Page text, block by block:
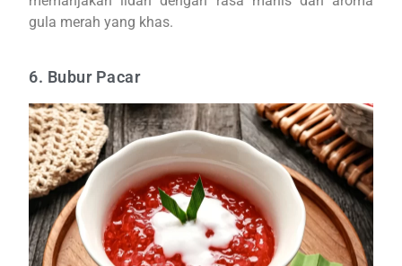
gula merah yang khas.
6. Bubur Pacar